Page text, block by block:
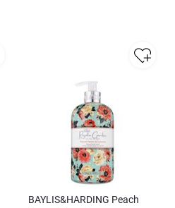
BAYLIS&HARDING Peach